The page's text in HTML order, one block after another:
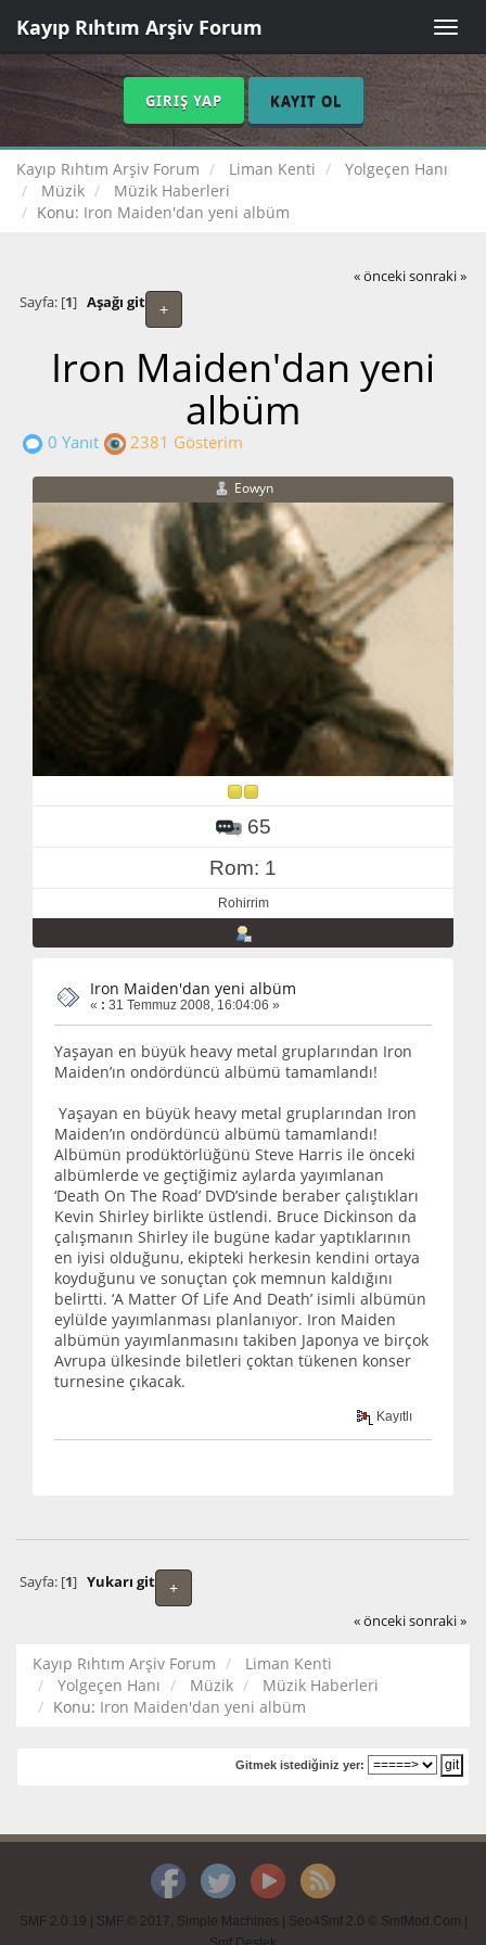
Toggle
Kayıp Rıhtım Arşiv Forum
GIRIŞ YAP KAYIT OL
Kayıp Rıhtım Arşiv Forum Liman Kenti
Yolgeçen Hanı
Müzik
Müzik Haberleri
Konu: Iron Maiden'dan yeni albüm
« önceki sonraki »
+
Sayfa: [1] Aşağı git
Iron Maiden'dan yeni
albüm
0 Yanıt 2381 Gösterim
Eowyn
65
Rom: 1
Rohirrim
Iron Maiden'dan yeni albüm
« : 31 Temmuz 2008, 16:04:06 »
Yaşayan en büyük heavy metal gruplarından Iron
Maiden’ın ondördüncü albümü tamamlandı!
Yaşayan en büyük heavy metal gruplarından Iron
Maiden’ın ondördüncü albümü tamamlandı!
Albümün prodüktörlüğünü Steve Harris ile önceki
albümlerde ve geçtiğimiz aylarda yayımlanan
‘Death On The Road’ DVD’sinde beraber çalıştıkları
Kevin Shirley birlikte üstlendi. Bruce Dickinson da
çalışmanın Shirley ile bugüne kadar yaptıklarının
en iyisi olduğunu, ekipteki herkesin kendini ortaya
koyduğunu ve sonuçtan çok memnun kaldığını
belirtti. ‘A Matter Of Life And Death’ isimli albümün
eylülde yayımlanması planlanıyor. Iron Maiden
albümün yayımlanmasını takiben Japonya ve birçok
Avrupa ülkesinde biletleri çoktan tükenen konser
turnesine çıkacak.
Kayıtlı
+
Sayfa: [1] Yukarı git
« önceki sonraki »
Kayıp Rıhtım Arşiv Forum
Liman Kenti
Yolgeçen Hanı
Müzik
Müzik Haberleri
Konu: Iron Maiden'dan yeni albüm
Gitmek istediğiniz yer:
SMF 2.0.19 SMF © 2017, Simple Machines Seo4Smf 2.0 © SmfMod.Com